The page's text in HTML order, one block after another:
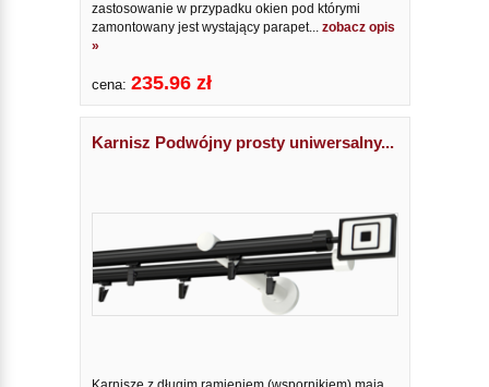
zastosowanie w przypadku okien pod którymi
zamontowany jest wystający parapet... zobacz opis
»
cena: 235.96 zł
Karnisz Podwójny prosty uniwersalny...